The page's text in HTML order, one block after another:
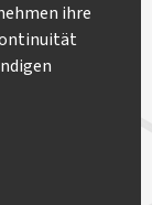
ihre